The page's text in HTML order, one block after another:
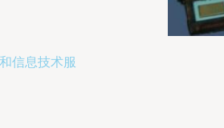
信息技术服